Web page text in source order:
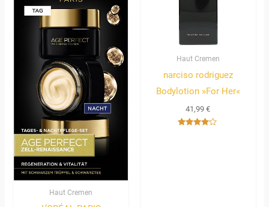
Haut Cremen
Haut Cremen
narciso rodriguez
Bodylotion »For Her«
41,99€